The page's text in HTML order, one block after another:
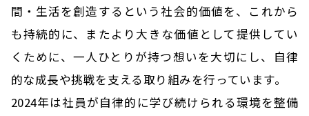
間・生活を創造するという社会的価値を、これから
も持続的に、またより大きな価値として提供してい
くために、一人ひとりが持つ想いを大切にし、自律
的な成長や挑戦を支える取り組みを行っています。
2024年は社員が自律的に学び続けられる環境を整備